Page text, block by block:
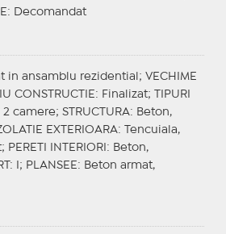
: Decomandat
in ansamblu rezidential; VECHIME
CONSTRUCTIE : Finalizat;
TIPURI
2 camere; STRUCTURA: Beton,
EXTERIOARA: Tencuiala,
PERETI INTERIORI : Beton,
: I; PLANSEE : Beton armat,